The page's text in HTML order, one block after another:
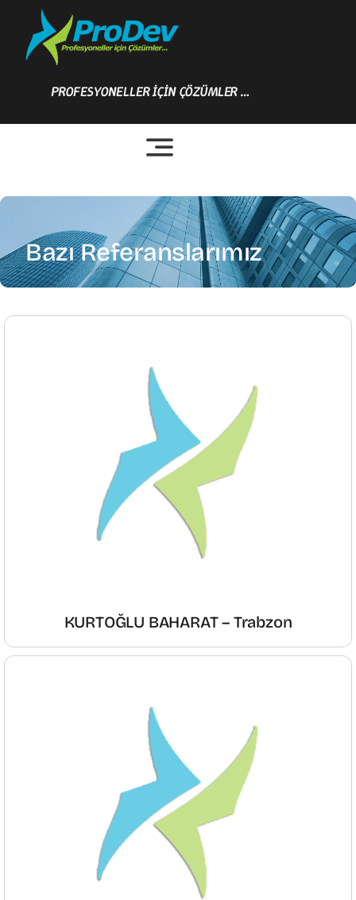
content
PROFESYONELLER İÇİN ÇÖZÜMLER …
Bazı Referanslarımız
KURTOĞLU BAHARAT – Trabzon